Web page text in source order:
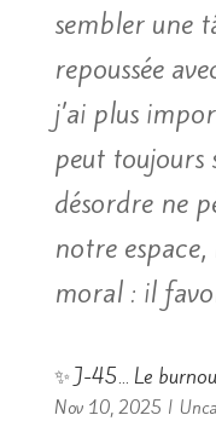
sembler une
repoussée
j’ai plus
peut toujours
désordre ne
notre
moral : il
✨ J-45… Le
Nov 10, 2025 |